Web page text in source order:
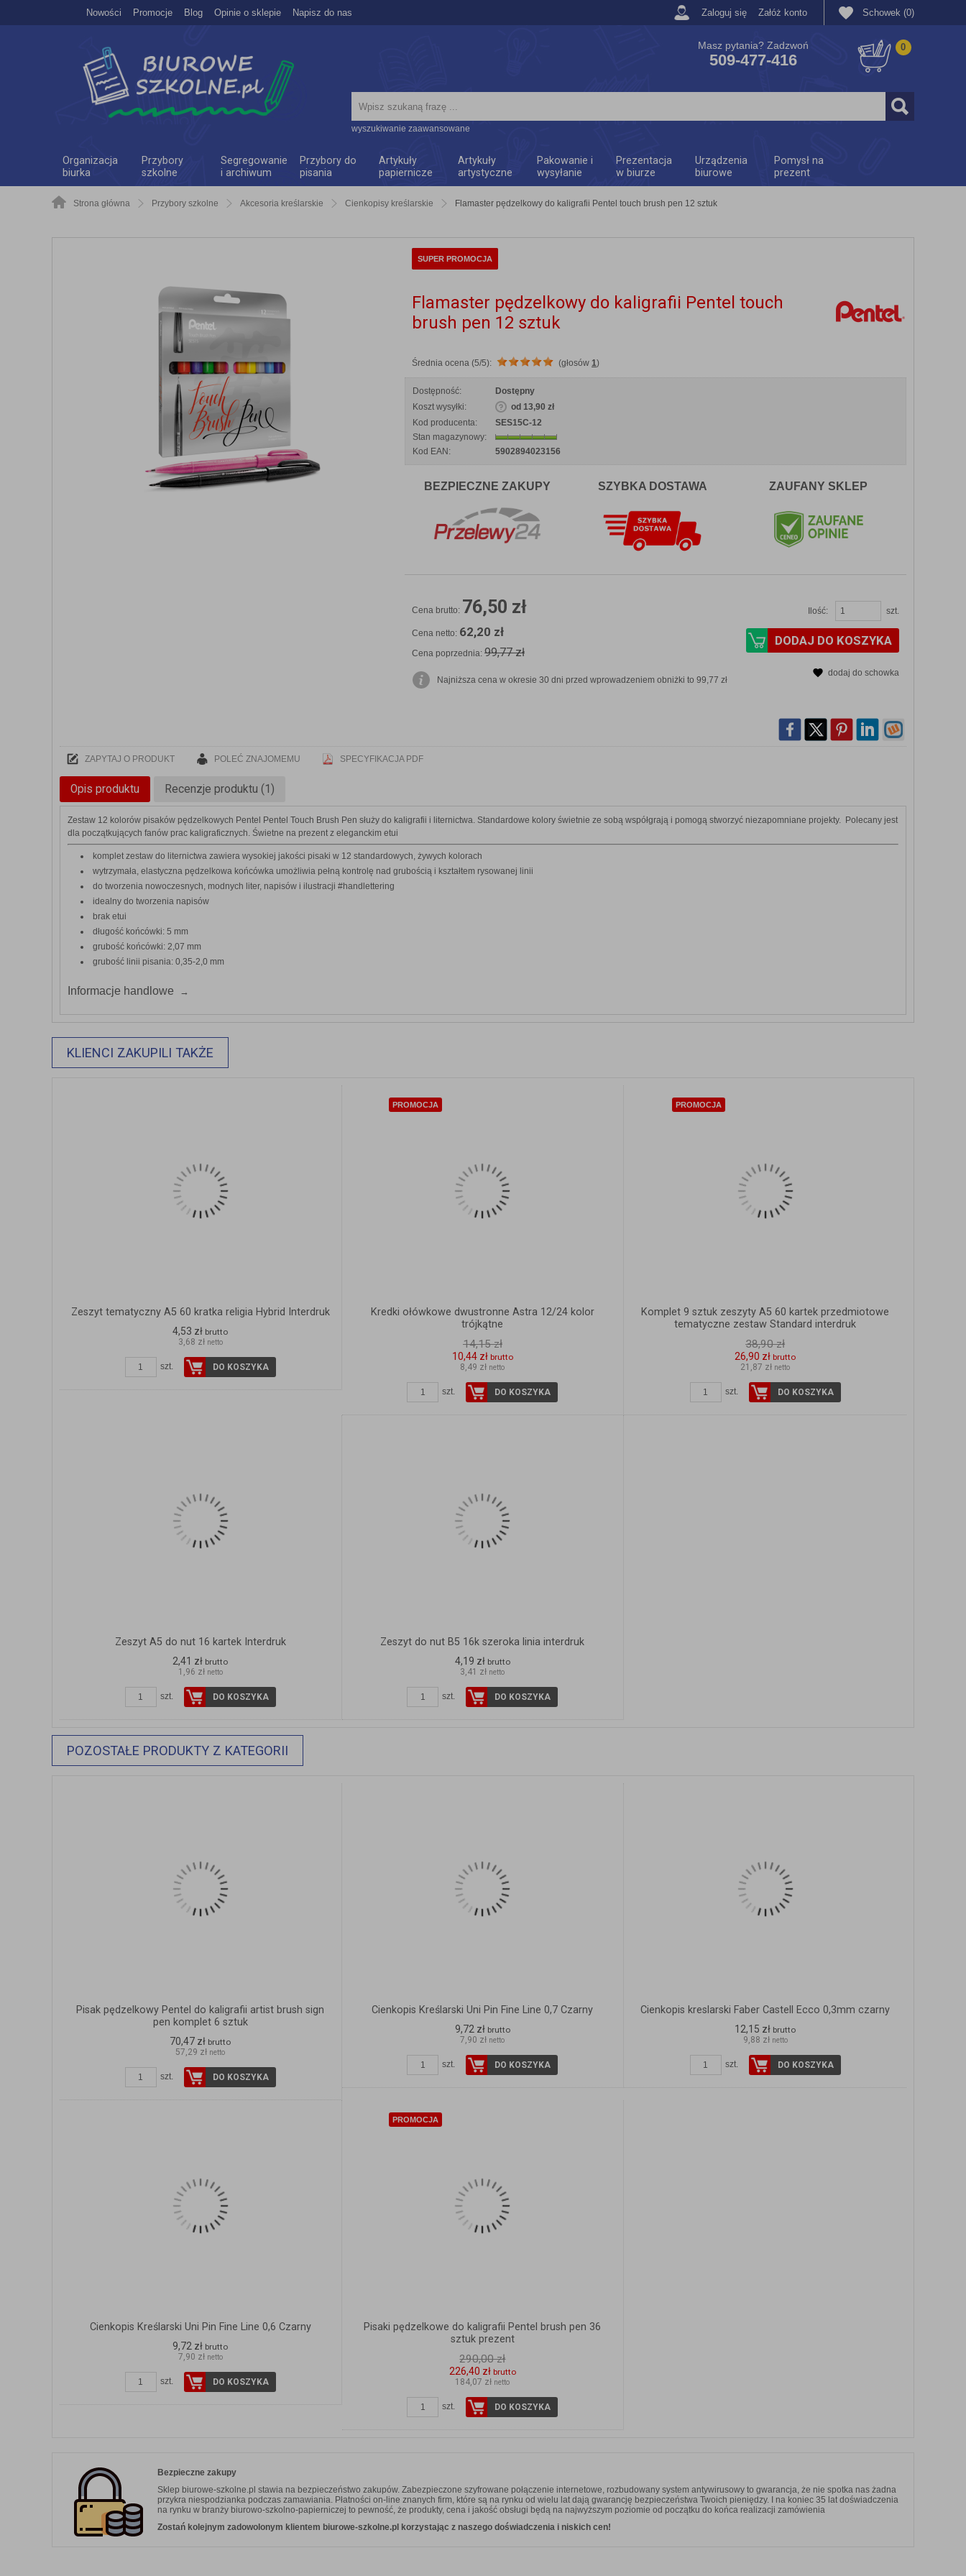
Nowości Promocje Blog Opinie o sklepie Napisz do nas Schowek (0)
Zaloguj się Załóż konto
Masz pytania? Zadzwoń
509-477-416
0
wyszukiwanie zaawansowane
Organizacja
biurka
Przybory
szkolne
Segregowanie
i archiwum
Przybory do
pisania
Artykuły
papiernicze
Artykuły
artystyczne
Pakowanie i
wysyłanie
Prezentacja
w biurze
Urządzenia
biurowe
Pomysł na
prezent
Strona główna Przybory szkolne Akcesoria kreślarskie Cienkopisy kreślarskie Flamaster pędzelkowy do kaligrafii Pentel touch brush pen 12 sztuk
SUPER PROMOCJA
Flamaster pędzelkowy do kaligrafii Pentel touch
brush pen 12 sztuk
Średnia ocena (5/5): (głosów 1)
Dostępność:
Dostępny
Koszt wysyłki:
od 13,90 zł
Kod producenta:
SES15C-12
Stan magazynowy:
Kod EAN:
5902894023156
BEZPIECZNE ZAKUPY SZYBKA DOSTAWA ZAUFANY SKLEP
Cena brutto: 76,50 zł
Cena netto: 62,20 zł
Cena poprzednia: 99,77 zł
Najniższa cena w okresie 30 dni przed wprowadzeniem obniżki to 99,77 zł
Ilość: szt.
DODAJ DO KOSZYKA
dodaj do schowka
ZAPYTAJ O PRODUKT POLEĆ ZNAJOMEMU SPECYFIKACJA PDF
Opis produktu Recenzje produktu (1)
Zestaw 12 kolorów pisaków pędzelkowych Pentel Pentel Touch Brush Pen służy do kaligrafii i liternictwa. Standardowe kolory świetnie ze sobą współgrają i pomogą stworzyć niezapomniane projekty. Polecany jest
dla początkujących fanów prac kaligraficznych. Świetne na prezent z eleganckim etui
komplet zestaw do liternictwa zawiera wysokiej jakości pisaki w 12 standardowych, żywych kolorach
wytrzymała, elastyczna pędzelkowa końcówka umożliwia pełną kontrolę nad grubością i kształtem rysowanej linii
do tworzenia nowoczesnych, modnych liter, napisów i ilustracji #handlettering
idealny do tworzenia napisów
brak etui
długość końcówki: 5 mm
grubość końcówki: 2,07 mm
grubość linii pisania: 0,35-2,0 mm
Informacje handlowe
KLIENCI ZAKUPILI TAKŻE
Zeszyt tematyczny A5 60 kratka religia Hybrid Interdruk
4,53 zł brutto
3,68 zł netto
szt. DO KOSZYKA
PROMOCJA
Kredki ołówkowe dwustronne Astra 12/24 kolor
trójkątne
14,15 zł
10,44 zł brutto
8,49 zł netto
szt. DO KOSZYKA
PROMOCJA
Komplet 9 sztuk zeszyty A5 60 kartek przedmiotowe
tematyczne zestaw Standard interdruk
38,90 zł
26,90 zł brutto
21,87 zł netto
szt. DO KOSZYKA
Zeszyt A5 do nut 16 kartek Interdruk
2,41 zł brutto
1,96 zł netto
szt. DO KOSZYKA
Zeszyt do nut B5 16k szeroka linia interdruk
4,19 zł brutto
3,41 zł netto
szt. DO KOSZYKA
POZOSTAŁE PRODUKTY Z KATEGORII
Pisak pędzelkowy Pentel do kaligrafii artist brush sign
pen komplet 6 sztuk
70,47 zł brutto
57,29 zł netto
szt. DO KOSZYKA
Cienkopis Kreślarski Uni Pin Fine Line 0,7 Czarny
9,72 zł brutto
7,90 zł netto
szt. DO KOSZYKA
Cienkopis kreslarski Faber Castell Ecco 0,3mm czarny
12,15 zł brutto
9,88 zł netto
szt. DO KOSZYKA
Cienkopis Kreślarski Uni Pin Fine Line 0,6 Czarny
9,72 zł brutto
7,90 zł netto
szt. DO KOSZYKA
PROMOCJA
Pisaki pędzelkowe do kaligrafii Pentel brush pen 36
sztuk prezent
290,00 zł
226,40 zł brutto
184,07 zł netto
szt. DO KOSZYKA
Bezpieczne zakupy
Sklep biurowe-szkolne.pl stawia na bezpieczeństwo zakupów. Zabezpieczone szyfrowane połączenie internetowe, rozbudowany system antywirusowy to gwarancja, że nie spotka nas żadna
przykra niespodzianka podczas zamawiania. Płatności on-line znanych firm, które są na rynku od wielu lat dają gwarancję bezpieczeństwa Twoich pieniędzy. I na koniec 35 lat doświadczenia
na rynku w branży biurowo-szkolno-papierniczej to pewność, że produkty, cena i jakość obsługi będą na najwyższym poziomie od początku do końca realizacji zamówienia
Zostań kolejnym zadowolonym klientem biurowe-szkolne.pl korzystając z naszego doświadczenia i niskich cen!